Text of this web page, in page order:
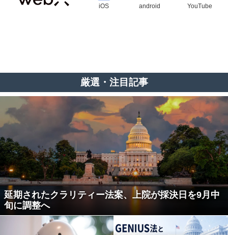
iOS android YouTube
厳選・注目記事
延期されたクラリティー法案、上院が採決日を9月中
旬に調整へ